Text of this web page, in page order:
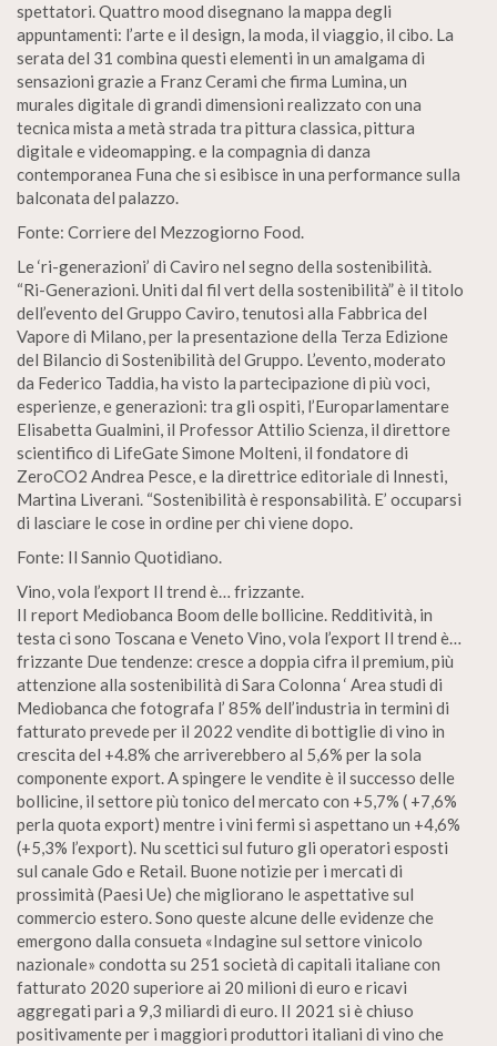
spettatori. Quattro mood disegnano la mappa degli
appuntamenti: l’arte e il design, la moda, il viaggio, il cibo. La
serata del 31 combina questi elementi in un amalgama di
sensazioni grazie a Franz Cerami che firma Lumina, un
murales digitale di grandi dimensioni realizzato con una
tecnica mista a metà strada tra pittura classica, pittura
digitale e videomapping. e la compagnia di danza
contemporanea Funa che si esibisce in una performance sulla
balconata del palazzo.
Fonte: Corriere del Mezzogiorno Food.
Le ‘ri-generazioni’ di Caviro nel segno della sostenibilità.
“Ri-Generazioni. Uniti dal fil vert della sostenibilità” è il titolo
dell’evento del Gruppo Caviro, tenutosi alla Fabbrica del
Vapore di Milano, per la presentazione della Terza Edizione
del Bilancio di Sostenibilità del Gruppo. L’evento, moderato
da Federico Taddia, ha visto la partecipazione di più voci,
esperienze, e generazioni: tra gli ospiti, l’Europarlamentare
Elisabetta Gualmini, il Professor Attilio Scienza, il direttore
scientifico di LifeGate Simone Molteni, il fondatore di
ZeroCO2 Andrea Pesce, e la direttrice editoriale di Innesti,
Martina Liverani. “Sostenibilità è responsabilità. E’ occuparsi
di lasciare le cose in ordine per chi viene dopo.
Fonte: Il Sannio Quotidiano.
Vino, vola l’export Il trend è… frizzante.
II report Mediobanca Boom delle bollicine. Redditività, in
testa ci sono Toscana e Veneto Vino, vola l’export Il trend è…
frizzante Due tendenze: cresce a doppia cifra il premium, più
attenzione alla sostenibilità di Sara Colonna ‘ Area studi di
Mediobanca che fotografa l’ 85% dell’industria in termini di
fatturato prevede per il 2022 vendite di bottiglie di vino in
crescita del +4.8% che arriverebbero al 5,6% per la sola
componente export. A spingere le vendite è il successo delle
bollicine, il settore più tonico del mercato con +5,7% ( +7,6%
perla quota export) mentre i vini fermi si aspettano un +4,6%
(+5,3% l’export). Nu scettici sul futuro gli operatori esposti
sul canale Gdo e Retail. Buone notizie per i mercati di
prossimità (Paesi Ue) che migliorano le aspettative sul
commercio estero. Sono queste alcune delle evidenze che
emergono dalla consueta «Indagine sul settore vinicolo
nazionale» condotta su 251 società di capitali italiane con
fatturato 2020 superiore ai 20 milioni di euro e ricavi
aggregati pari a 9,3 miliardi di euro. II 2021 si è chiuso
positivamente per i maggiori produttori italiani di vino che